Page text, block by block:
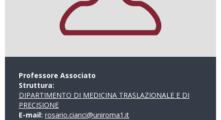
Professore Associato
Struttura:
DIPARTIMENTO DI MEDICINA TRASLAZIONALE E DI
PRECISIONE
E-mail: rosario.cianci@uniroma1.it